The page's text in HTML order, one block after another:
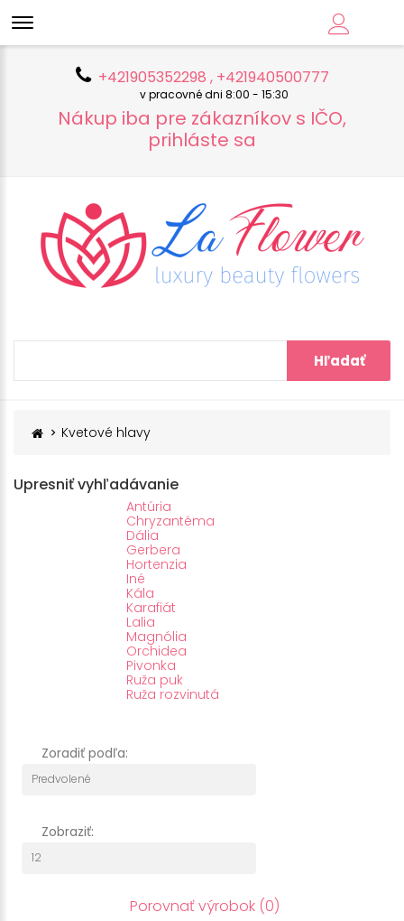
+421905352298 , +421940500777
v pracovné dni 8:00 - 15:30
Nákup iba pre zákazníkov s IČO,
prihláste sa
Hľadať
Kvetové hlavy
Upresniť vyhľadávanie
Antúria
Chryzantéma
Dália
Gerbera
Hortenzia
Iné
Kála
Karafiát
Lalia
Magnólia
Orchidea
Pivonka
Ruža puk
Ruža rozvinutá
Zoradiť podľa:
Zobraziť:
Porovnať výrobok (0)